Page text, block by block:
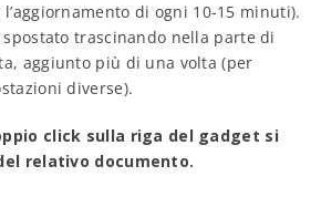
l’aggiornamento di ogni 10-15 minuti).
trascinando nella parte di
aggiunto più di una volta (per
diverse).
click sulla riga del gadget si
relativo documento.